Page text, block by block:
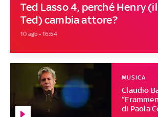
Ted Lasso 4, perché Henry
Ted) cambia attore?
10 ago - 16:54
Claudio
di Paola
MUSICA